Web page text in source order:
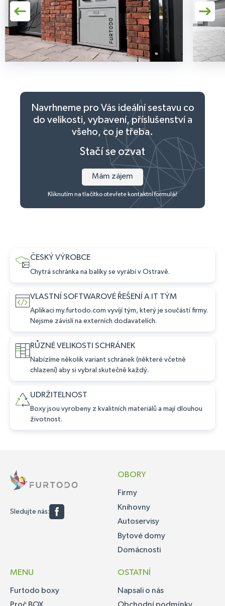
Navrhneme pro Vás ideální sestavu co
do velikosti, vybavení, příslušenství a
všeho, co je třeba.
Stačí se ozvat
Mám zájem
Kliknutím na tlačítko otevřete kontaktní formulář
ČESKÝ VÝROBCE
Chytrá schránka na balíky se vyrábí v Ostravě.
VLASTNÍ SOFTWAROVÉ ŘEŠENÍ A IT TÝM
Aplikaci my.furtodo.com vyvíjí tým, který je součástí firmy.
Nejsme závislí na externích dodavatelích.
RŮZNÉ VELIKOSTI SCHRÁNEK
Nabízíme několik variant schránek (některé včetně
chlazení) aby si vybral skutečně každý.
UDRŽITELNOST
Boxy jsou vyrobeny z kvalitních materiálů a mají dlouhou
životnost.
Sledujte nás:
OBORY
Firmy
Knihovny
Autoservisy
Bytové domy
Domácnosti
MENU
Furtodo boxy
OSTATNÍ
Napsali o nás